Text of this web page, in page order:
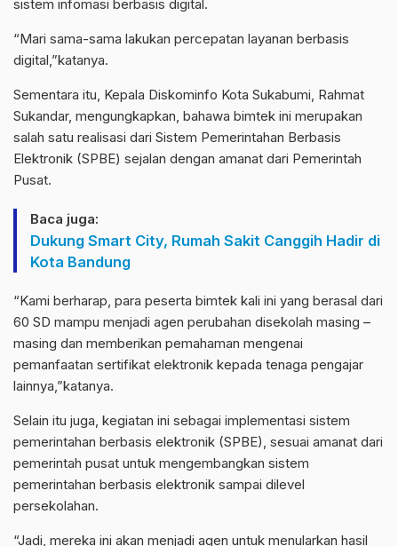
sistem infomasi berbasis digital.
“Mari sama-sama lakukan percepatan layanan berbasis
digital,”katanya.
Sementara itu, Kepala Diskominfo Kota Sukabumi, Rahmat
Sukandar, mengungkapkan, bahawa bimtek ini merupakan
salah satu realisasi dari Sistem Pemerintahan Berbasis
Elektronik (SPBE) sejalan dengan amanat dari Pemerintah
Pusat.
Baca juga:
Dukung Smart City, Rumah Sakit Canggih Hadir di
Kota Bandung
“Kami berharap, para peserta bimtek kali ini yang berasal dari
60 SD mampu menjadi agen perubahan disekolah masing –
masing dan memberikan pemahaman mengenai
pemanfaatan sertifikat elektronik kepada tenaga pengajar
lainnya,”katanya.
Selain itu juga, kegiatan ini sebagai implementasi sistem
pemerintahan berbasis elektronik (SPBE), sesuai amanat dari
pemerintah pusat untuk mengembangkan sistem
pemerintahan berbasis elektronik sampai dilevel
persekolahan.
“Jadi, mereka ini akan menjadi agen untuk menularkan hasil